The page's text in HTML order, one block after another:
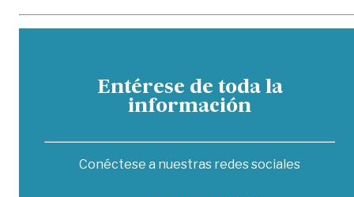
Entérese de toda la
información
Conéctese a nuestras redes sociales